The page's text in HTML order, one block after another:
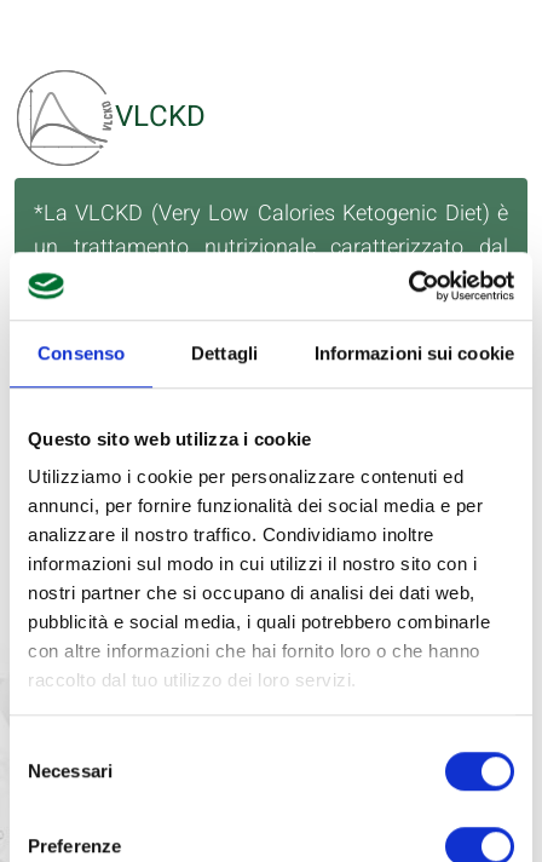
Consenso Dettagli Informazioni sui cookie
Questo sito web utilizza i cookie
Utilizziamo i cookie per personalizzare contenuti ed
annunci, per fornire funzionalità dei social media e per
analizzare il nostro traffico. Condividiamo inoltre
informazioni sul modo in cui utilizzi il nostro sito con i
nostri partner che si occupano di analisi dei dati web,
pubblicità e social media, i quali potrebbero combinarle
con altre informazioni che hai fornito loro o che hanno
raccolto dal tuo utilizzo dei loro servizi.
delNecessari
Preferenze
VLCKD
*La VLCKD (Very Low Calories Ketogenic Diet) è
un trattamento nutrizionale caratterizzato dal
basso contenuto di calorie e di carboidrati, in
grado di indurre e mantenere un significativo
stato cronico di chetosi, ovvero una condizione
metabolica in cui i grassi e i corpi chetonici sono
VLCKD è inoltre caratterizzata da un corretto
apporto di proteine che salvaguarda il tessuto
metabolicamente attivo.